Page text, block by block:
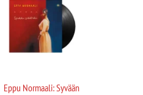
Eppu Normaali: Syvään